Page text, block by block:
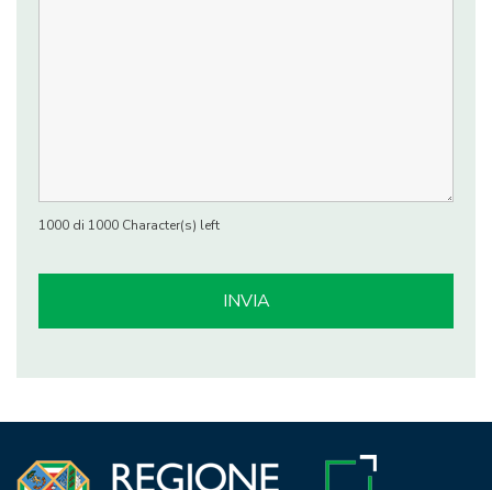
1000 di 1000 Character(s) left